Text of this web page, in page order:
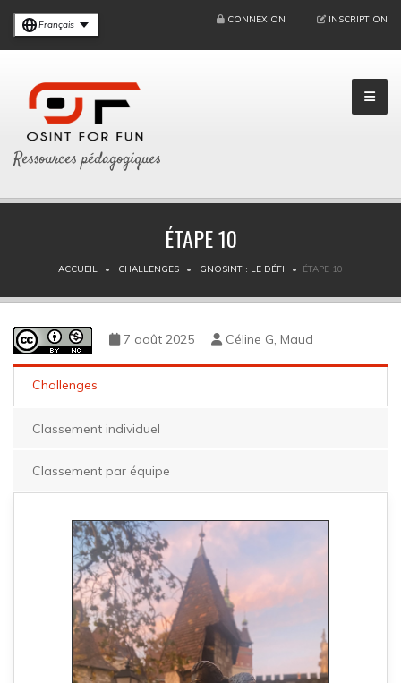
Français CONNEXION INSCRIPTION
Ressources pédagogiques
ÉTAPE 10
ACCUEIL CHALLENGES GNOSINT : LE DÉFI ÉTAPE 10
7 août 2025 Céline G, Maud
Challenges
Classement individuel
Classement par équipe